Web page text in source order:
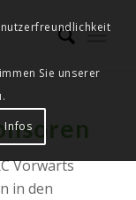
Vorwärts
in den
Sie unserer
Infos